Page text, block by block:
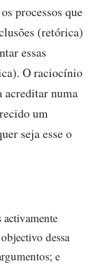
processos que
(retórica)
essas
O raciocínio
acreditar numa
um
seja esse o
dessa
e